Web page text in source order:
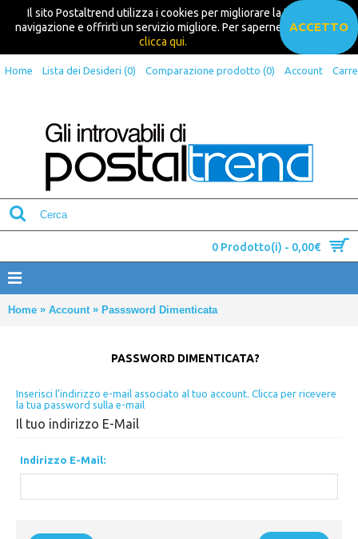
Il sito Postaltrend utilizza i cookies per migliorare la tua
navigazione e offrirti un servizio migliore. Per saperne di più
clicca qui.
ACCETTO
Home Lista dei Desideri (0) Comparazione prodotto (0) Account
0 Prodotto(i) - 0,00€
Home » Account » Passsword Dimenticata
PASSWORD DIMENTICATA?
Inserisci l'indirizzo e-mail associato al tuo account. Clicca per ricevere
la tua password sulla e-mail
Il tuo indirizzo E-Mail
Indirizzo E-Mail: